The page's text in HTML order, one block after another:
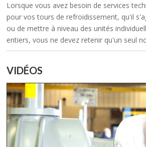
Lorsque vous avez besoin de services
pour vos tours de refroidissement, qu'il
ou de mettre à niveau des unités
entiers, vous ne devez retenir qu'un seul
VIDÉOS